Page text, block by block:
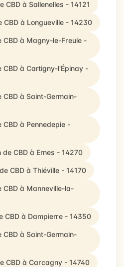
CBD à Sallenelles - 14121
à Longueville - 14230
CBD à Magny-le-Freule -
à Cartigny-l'Épinay -
à Saint-Germain-
à Pennedepie -
CBD à Ernes - 14270
CBD à Thiéville - 14170
à Manneville-la-
CBD à Dampierre - 14350
à Saint-Germain-
CBD à Carcagny - 14740